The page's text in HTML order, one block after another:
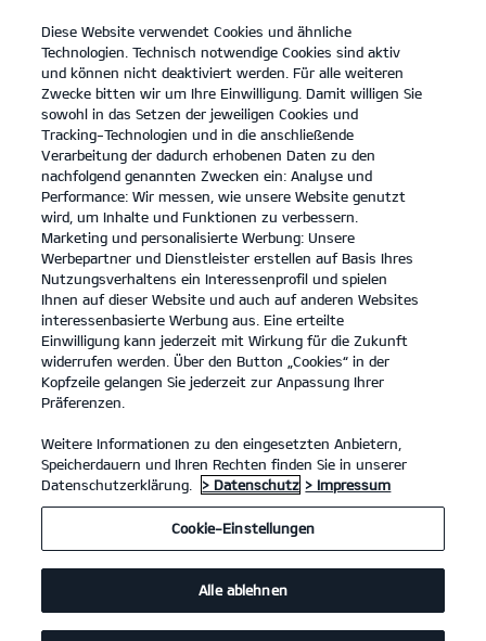
open
menu
KONTAKT
Der Kia EV6 GT
Konfigurator
... ... DER KIA EV6 GT
Der neue Kia EV6 GT.
Von Natur aus kraftvoll.
Diese Website verwendet Cookies und ähnliche
Technologien. Technisch notwendige Cookies sind aktiv
und können nicht deaktiviert werden. Für alle weiteren
Zwecke bitten wir um Ihre Einwilligung. Damit willigen Sie
sowohl in das Setzen der jeweiligen Cookies und
Tracking-Technologien und in die anschließende
Verarbeitung der dadurch erhobenen Daten zu den
nachfolgend genannten Zwecken ein: Analyse und
Performance: Wir messen, wie unsere Website genutzt
wird, um Inhalte und Funktionen zu verbessern.
Marketing und personalisierte Werbung: Unsere
Werbepartner und Dienstleister erstellen auf Basis Ihres
Nutzungsverhaltens ein Interessenprofil und spielen
Ihnen auf dieser Website und auch auf anderen Websites
interessenbasierte Werbung aus. Eine erteilte
Einwilligung kann jederzeit mit Wirkung für die Zukunft
widerrufen werden. Über den Button „Cookies“ in der
Kopfzeile gelangen Sie jederzeit zur Anpassung Ihrer
Präferenzen.
Weitere Informationen zu den eingesetzten Anbietern,
Speicherdauern und Ihren Rechten finden Sie in unserer
Datenschutzerklärung.
> Datenschutz > Impressum
Cookie-Einstellungen
Alle ablehnen